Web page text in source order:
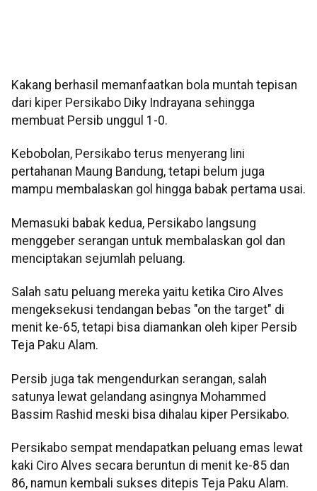
Kakang berhasil memanfaatkan bola muntah tepisan
dari kiper Persikabo Diky Indrayana sehingga
membuat Persib unggul 1-0.
Kebobolan, Persikabo terus menyerang lini
pertahanan Maung Bandung, tetapi belum juga
mampu membalaskan gol hingga babak pertama usai.
Memasuki babak kedua, Persikabo langsung
menggeber serangan untuk membalaskan gol dan
menciptakan sejumlah peluang.
Salah satu peluang mereka yaitu ketika Ciro Alves
mengeksekusi tendangan bebas "on the target" di
menit ke-65, tetapi bisa diamankan oleh kiper Persib
Teja Paku Alam.
Persib juga tak mengendurkan serangan, salah
satunya lewat gelandang asingnya Mohammed
Bassim Rashid meski bisa dihalau kiper Persikabo.
Persikabo sempat mendapatkan peluang emas lewat
kaki Ciro Alves secara beruntun di menit ke-85 dan
86, namun kembali sukses ditepis Teja Paku Alam.